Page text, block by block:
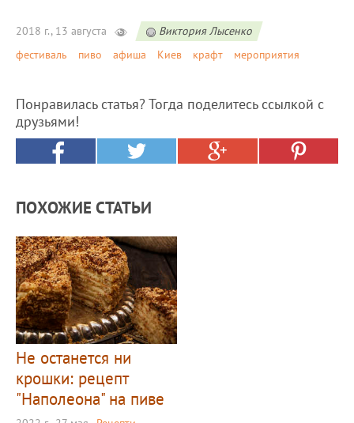
2018 г., 13 августа
Виктория Лысенко
фестиваль
пиво афиша Киев крафт мероприятия
Понравилась статья? Тогда поделитесь ссылкой с
друзьями!
ПОХОЖИЕ СТАТЬИ
Не останется ни
крошки: рецепт
"Наполеона" на пиве